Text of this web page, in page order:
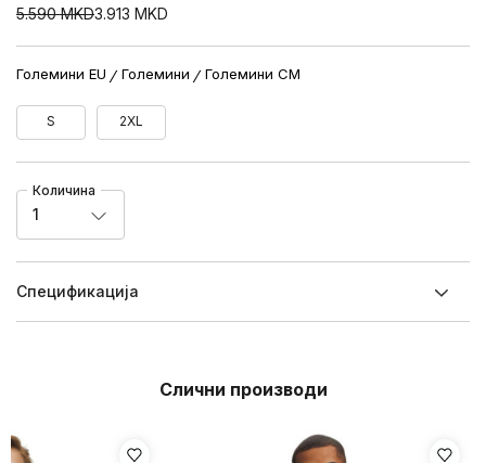
5.590 MKD3.913 MKD
Големини EU Големини Големини CM
S 2XL
Количина
1
Спецификацијa
Слични производи